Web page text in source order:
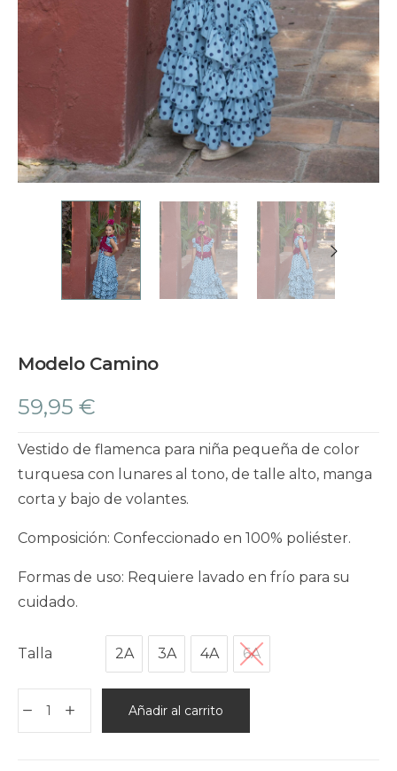
Modelo Camino
59,95 €
Vestido de flamenca para niña pequeña de color
turquesa con lunares al tono, de talle alto, manga
corta y bajo de volantes.
Composición: Confeccionado en 100% poliéster.
Formas de uso: Requiere lavado en frío para su
cuidado.
Talla 2A 3A 4A 6A
Añadir al carrito